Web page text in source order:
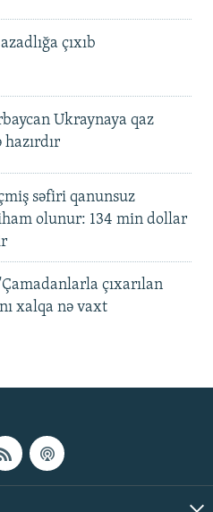
çıxıb
Ukraynaya qaz
səfiri qanunsuz
olunur: 134 min dollar
çıxarılan
xalqa nə vaxt